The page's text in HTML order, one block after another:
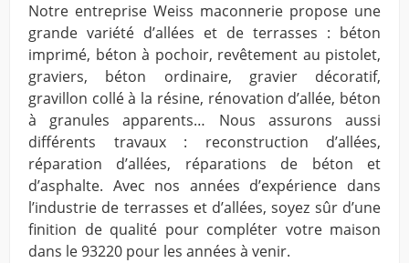
Notre entreprise Weiss maconnerie propose une
grande variété d’allées et de terrasses : béton
imprimé, béton à pochoir, revêtement au pistolet,
graviers, béton ordinaire, gravier décoratif,
gravillon collé à la résine, rénovation d’allée, béton
à granules apparents… Nous assurons aussi
différents travaux : reconstruction d’allées,
réparation d’allées, réparations de béton et
d’asphalte. Avec nos années d’expérience dans
l’industrie de terrasses et d’allées, soyez sûr d’une
finition de qualité pour compléter votre maison
dans le 93220 pour les années à venir.